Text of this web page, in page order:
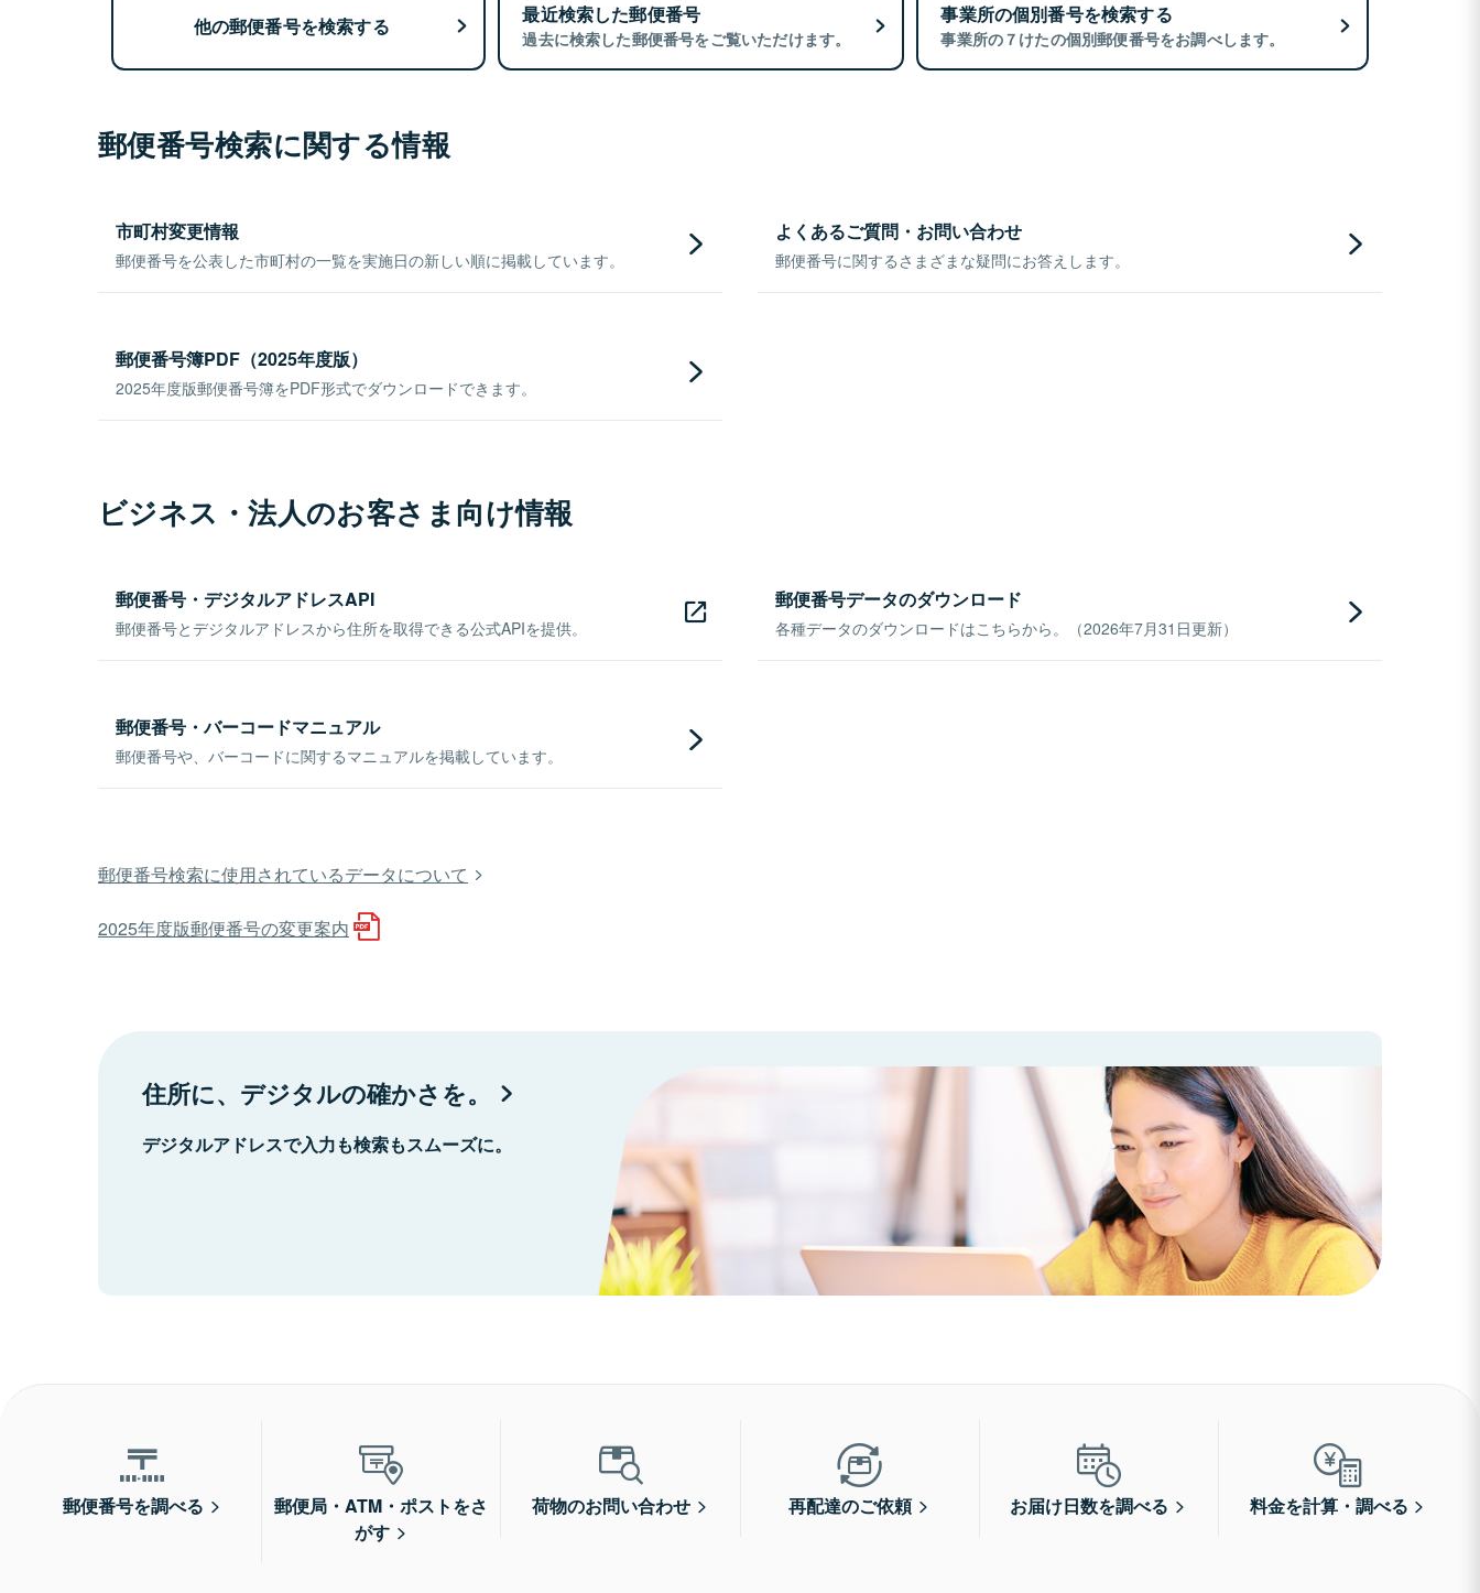
他の郵便番号を検索する 最近検索した郵便番号
過去に検索した郵便番号をご覧いただけます。
事業所の個別番号を検索する
事業所の７けたの個別郵便番号をお調べします。
郵便番号検索に関する情報
市町村変更情報
郵便番号を公表した市町村の一覧を実施日の新しい順に掲載しています。
よくあるご質問・お問い合わせ
郵便番号に関するさまざまな疑問にお答えします。
郵便番号簿PDF（2025年度版）
2025年度版郵便番号簿をPDF形式でダウンロードできます。
ビジネス・法人のお客さま向け情報
郵便番号・デジタルアドレスAPI
郵便番号とデジタルアドレスから住所を取得できる公式APIを提供。
郵便番号データのダウンロード
各種データのダウンロードはこちらから。（2026年7月31日更新）
郵便番号・バーコードマニュアル
郵便番号や、バーコードに関するマニュアルを掲載しています。
郵便番号検索に使用されているデータについて
2025年度版郵便番号の変更案内
住所に、デジタルの確かさを。
デジタルアドレスで入力も検索もスムーズに。
郵便番号を調べる
郵便局・ATM・ポストをさ
がす
荷物のお問い合わせ 再配達のご依頼 お届け日数を調べる 料金を計算・調べる